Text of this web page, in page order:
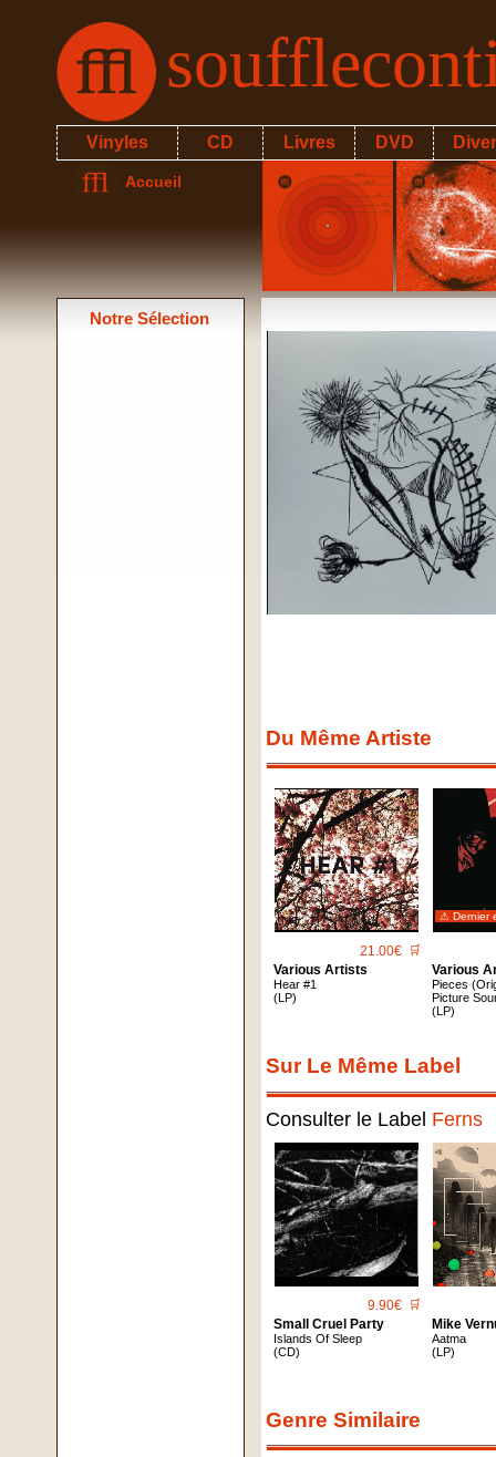
Vinyles CD Livres DVD
Accueil
Notre Sélection
Du Même Artiste
21.00€ 🛒
Various Artists
Hear #1
(LP)
⚠ Dernier
Various
Pieces
Picture
(LP)
Sur Le Même Label
Consulter le Label Ferns
9.90€ 🛒
Small Cruel Party
Islands Of Sleep
(CD)
Mike
Aatma
(LP)
Genre Similaire